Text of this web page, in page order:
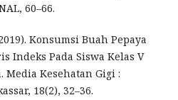
60–66.
Konsumsi Buah Pepaya
Indeks Pada Siswa Kelas V
Media Kesehatan Gigi :
18(2), 32–36.